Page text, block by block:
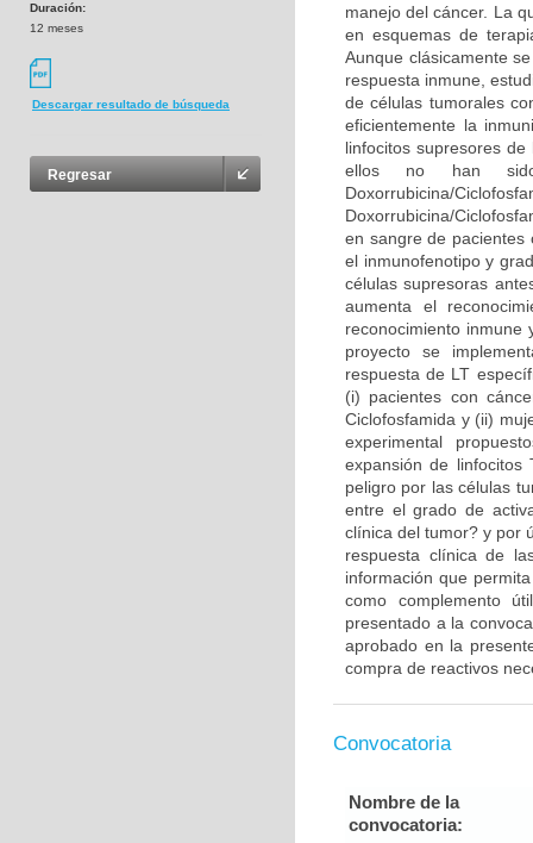
Duración:
12 meses
Descargar resultado de búsqueda
Regresar
manejo del cáncer. La
en esquemas de
Aunque clásicamente
respuesta inmune,
de células tumorales
eficientemente la
linfocitos supresores
ellos no han
Doxorrubicina/
Doxorrubicina/
en sangre de pacientes
el inmunofenotipo y
células supresoras
aumenta el
reconocimiento
proyecto se
respuesta de LT
(i) pacientes con
Ciclofosfamida y (ii)
experimental
expansión de
peligro por las células
entre el grado de
clínica del tumor? y por
respuesta clínica de
información que
como complemento
presentado a la
aprobado en la
compra de reactivos
Convocatoria
Nombre de la
convocatoria: